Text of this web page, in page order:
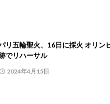
リ五輪聖火、16日に採火 オリン
でリハーサル
2024年4月15日